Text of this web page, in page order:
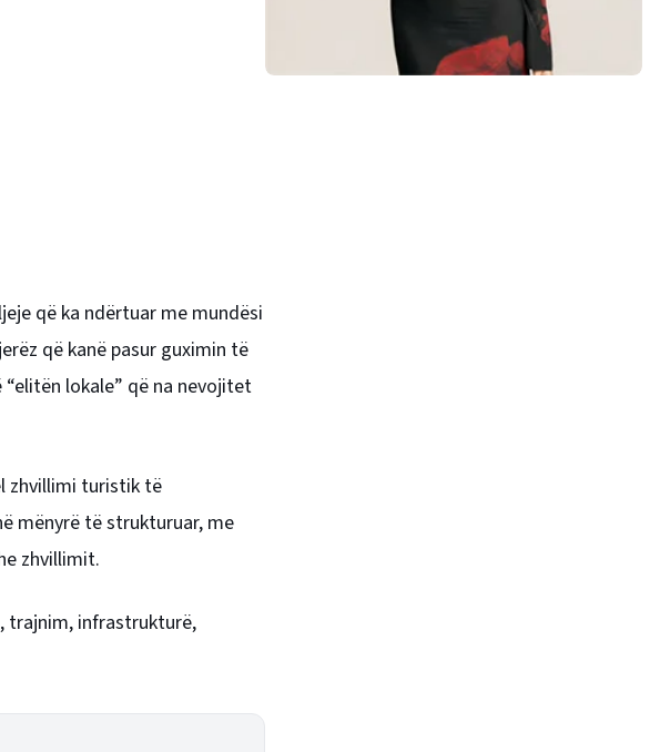
që ka ndërtuar me mundësi
që kanë pasur guximin të
lokale” që na nevojitet
zhvillimi turistik të
mënyrë të strukturuar, me
zhvillimit.
trajnim, infrastrukturë,